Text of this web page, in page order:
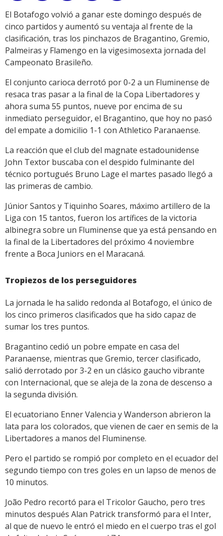
Link
El Botafogo volvió a ganar este domingo después de
cinco partidos y aumentó su ventaja al frente de la
clasificación, tras los pinchazos de Bragantino, Gremio,
Palmeiras y Flamengo en la vigesimosexta jornada del
Campeonato Brasileño.
El conjunto carioca derrotó por 0-2 a un Fluminense de
resaca tras pasar a la final de la Copa Libertadores y
ahora suma 55 puntos, nueve por encima de su
inmediato perseguidor, el Bragantino, que hoy no pasó
del empate a domicilio 1-1 con Athletico Paranaense.
La reacción que el club del magnate estadounidense
John Textor buscaba con el despido fulminante del
técnico portugués Bruno Lage el martes pasado llegó a
las primeras de cambio.
Júnior Santos y Tiquinho Soares, máximo artillero de la
Liga con 15 tantos, fueron los artífices de la victoria
albinegra sobre un Fluminense que ya está pensando en
la final de la Libertadores del próximo 4 noviembre
frente a Boca Juniors en el Maracaná.
Tropiezos de los perseguidores
La jornada le ha salido redonda al Botafogo, el único de
los cinco primeros clasificados que ha sido capaz de
sumar los tres puntos.
Bragantino cedió un pobre empate en casa del
Paranaense, mientras que Gremio, tercer clasificado,
salió derrotado por 3-2 en un clásico gaucho vibrante
con Internacional, que se aleja de la zona de descenso a
la segunda división.
El ecuatoriano Enner Valencia y Wanderson abrieron la
lata para los colorados, que vienen de caer en semis de la
Libertadores a manos del Fluminense.
Pero el partido se rompió por completo en el ecuador del
segundo tiempo con tres goles en un lapso de menos de
10 minutos.
João Pedro recortó para el Tricolor Gaucho, pero tres
minutos después Alan Patrick transformó para el Inter,
al que de nuevo le entró el miedo en el cuerpo tras el gol